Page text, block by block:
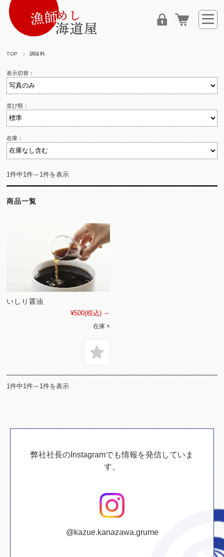
TOP 調味料
表示切替：
並び順：
在庫：
1件中1件～1件を表示
商品一覧
いしり醤油
¥500(税込) ～
在庫 ×
1件中1件～1件を表示
弊社社長のInstagramでも情報を発信していま
す。
@kazue.kanazawa.grume